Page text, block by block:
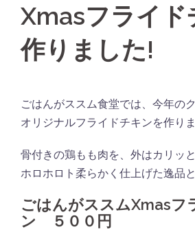
Xmasフライド
作りました!
ごはんがススム食堂では、今年の
オリジナルフライドチキンを作り
骨付きの鶏もも肉を、外はカリッ
ホロホロト柔らかく仕上げた逸品
ごはんがススムXmasフ
ン ５００円